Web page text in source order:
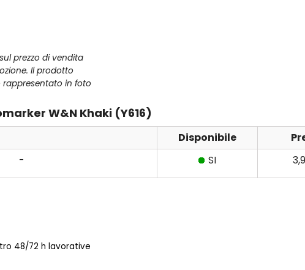
prezzo di vendita
Il prodotto
in foto
W&N Khaki (Y616)
Disponibile
- SI
48/72 h lavorative